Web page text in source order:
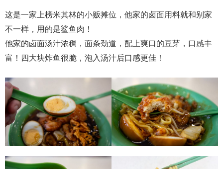
这是一家上榜米其林的小贩摊位，他家的卤面用料就和别家
不一样，用的是鲨鱼肉！
他家的卤面汤汁浓稠，面条劲道，配上爽口的豆芽，口感丰
富！四大块炸鱼很脆，泡入汤汁后口感更佳！